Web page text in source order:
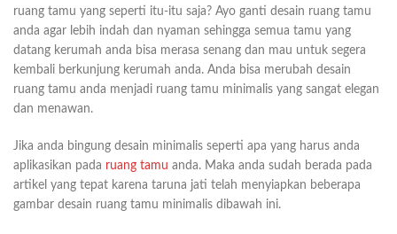
ruang tamu yang seperti itu-itu saja? Ayo ganti desain ruang tamu
anda agar lebih indah dan nyaman sehingga semua tamu yang
datang kerumah anda bisa merasa senang dan mau untuk segera
kembali berkunjung kerumah anda. Anda bisa merubah desain
ruang tamu anda menjadi ruang tamu minimalis yang sangat elegan
dan menawan.
Jika anda bingung desain minimalis seperti apa yang harus anda
aplikasikan pada ruang tamu anda. Maka anda sudah berada pada
artikel yang tepat karena taruna jati telah menyiapkan beberapa
gambar desain ruang tamu minimalis dibawah ini.